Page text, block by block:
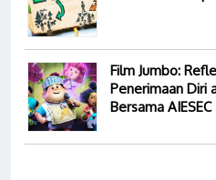
Film Jumbo:
Penerimaan Diri
Bersama AIESEC